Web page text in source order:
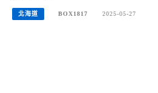
北海道 BOX1817 2025-05-27